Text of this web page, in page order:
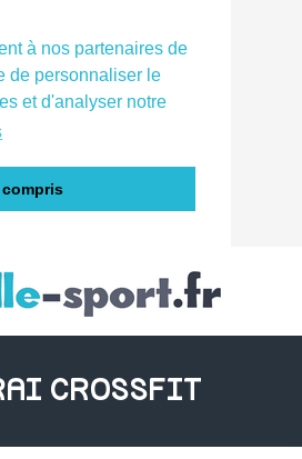
à nos partenaires de
de personnaliser le
et d'analyser notre
CROSSFIT